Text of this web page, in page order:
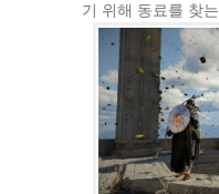
기 위해 동료를 찾